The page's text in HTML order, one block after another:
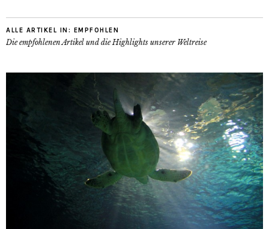
ALLE ARTIKEL IN: EMPFOHLEN
Die empfohlenen Artikel und die Highlights unserer Weltreise